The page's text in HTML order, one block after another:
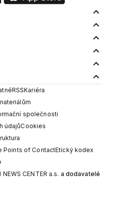
RSSKariéra
společnosti
údajůCookies
Points of ContactEtický kodex
NEWS CENTER a.s. a dodavatelé